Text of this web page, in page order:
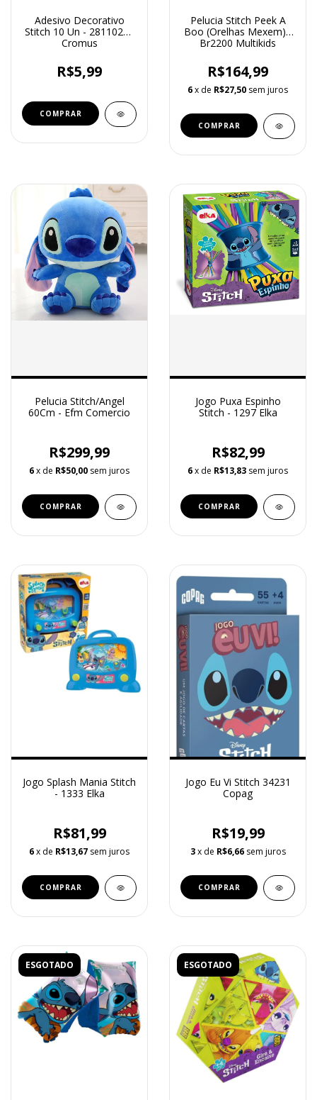
Adesivo Decorativo
Stitch 10 Un - 28110218
Cromus
R$5,99
Pelucia Stitch Peek A
Boo (Orelhas Mexem) -
Br2200 Multikids
R$164,99
6x de R$27,50 sem juros
Pelucia Stitch/Angel
60Cm - Efm Comercio
R$299,99
6x de R$50,00 sem juros
Jogo Puxa Espinho
Stitch - 1297 Elka
R$82,99
6x de R$13,83 sem juros
Jogo Splash Mania Stitch
- 1333 Elka
R$81,99
6x de R$13,67 sem juros
Jogo Eu Vi Stitch 34231
Copag
R$19,99
3 x de R$6,66 sem juros
ESGOTADO ESGOTADO